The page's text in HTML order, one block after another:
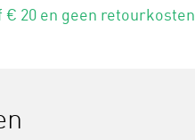
20 en geen retourkosten.